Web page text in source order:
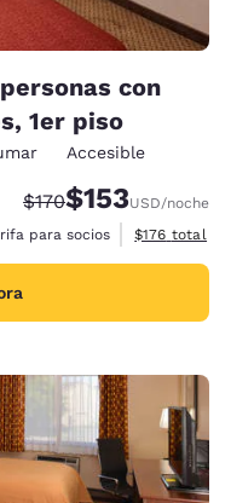
con
1er piso
Accesible
Precio tachado:
$170Precio con
$153USD/noche
para socios
Ver detalles
$176 total